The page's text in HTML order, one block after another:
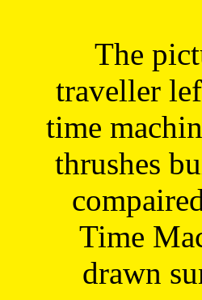
The
traveller
time
thrushes
Time
drawn